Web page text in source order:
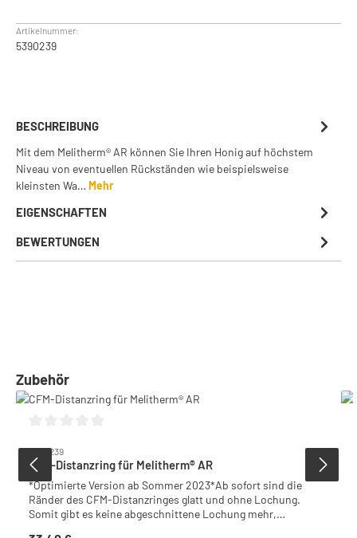
Artikelnummer:
5390239
BESCHREIBUNG
Mit dem Melitherm® AR können Sie Ihren Honig auf höchstem
Niveau von eventuellen Rückständen wie beispielsweise
kleinsten Wa… Mehr
EIGENSCHAFTEN
BEWERTUNGEN
Produktgalerie überspringen
Zubehör
5009239
CFM-Distanzring für Melitherm® AR
*Optimierte Version ab Sommer 2023*Ab sofort sind die
Ränder des CFM-Distanzringes glatt und ohne Lochung.
Somit gibt es keine abgeschnittene Lochung mehr,